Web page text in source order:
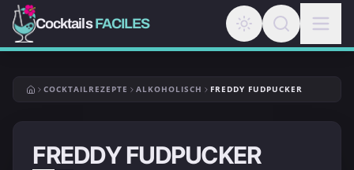
CocktailsFACILES
COCKTAILREZEPTE ALKOHOLISCH FREDDY FUDPUCKER
FREDDY FUDPUCKER